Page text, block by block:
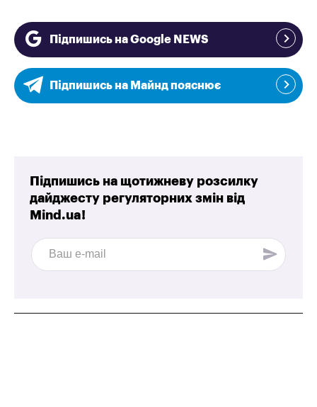
Підпишись на Google NEWS
Підпишись на Майнд пояснює
Підпишись на щотижневу розсилку
дайджесту регуляторних змін від
Mind.ua!